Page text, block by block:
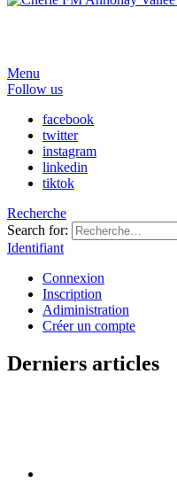
Menu
Follow us
facebook
twitter
instagram
linkedin
tiktok
Recherche
Search for:
Identifiant
Connexion
Inscription
Adiministration
Créer un compte
Derniers articles